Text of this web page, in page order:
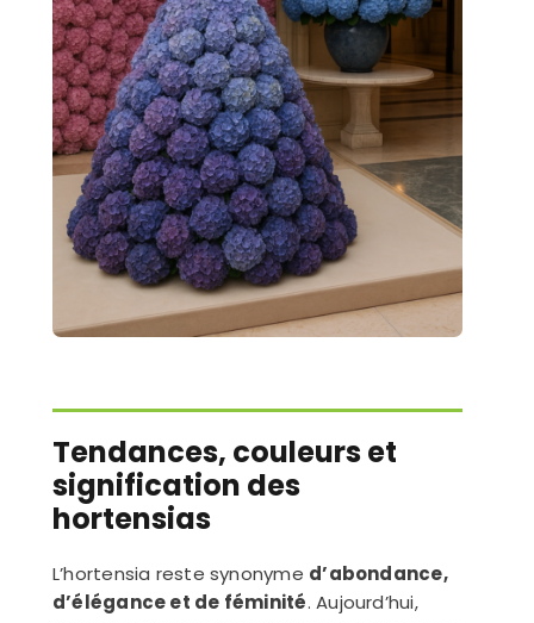
Tendances, couleurs et
signification des
hortensias
L’hortensia reste synonyme d’abondance,
d’élégance et de féminité. Aujourd’hui,